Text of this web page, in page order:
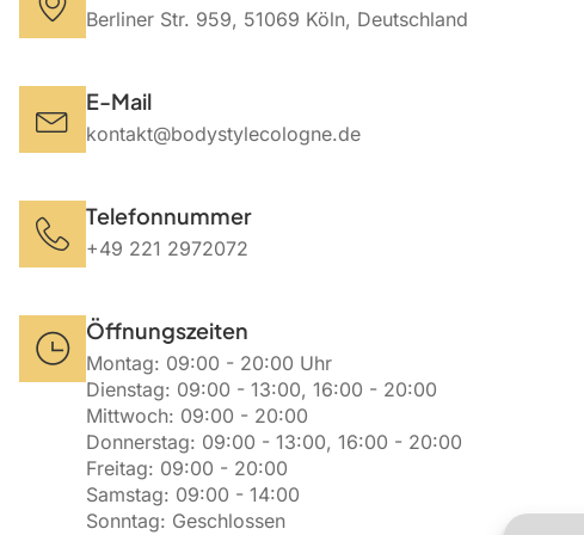
Berliner Str. 959, 51069 Köln, Deutschland
E-Mail
kontakt@bodystylecologne.de
Telefonnummer
+49 221 2972072
Öffnungszeiten
Montag: 09:00 - 20:00 Uhr
Dienstag: 09:00 - 13:00, 16:00 - 20:00
Mittwoch: 09:00 - 20:00
Donnerstag: 09:00 - 13:00, 16:00 - 20:00
Freitag: 09:00 - 20:00
Samstag: 09:00 - 14:00
Sonntag: Geschlossen